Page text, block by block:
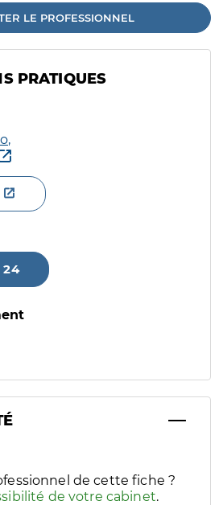
LE PROFESSIONNEL
PRATIQUES
24
plusieurs handicaps/besoins
de cette fiche ?
de votre cabinet.